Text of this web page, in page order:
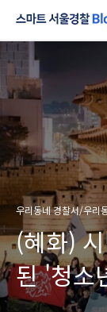
우리동네 경찰서/우리
(혜화)
된 '청소